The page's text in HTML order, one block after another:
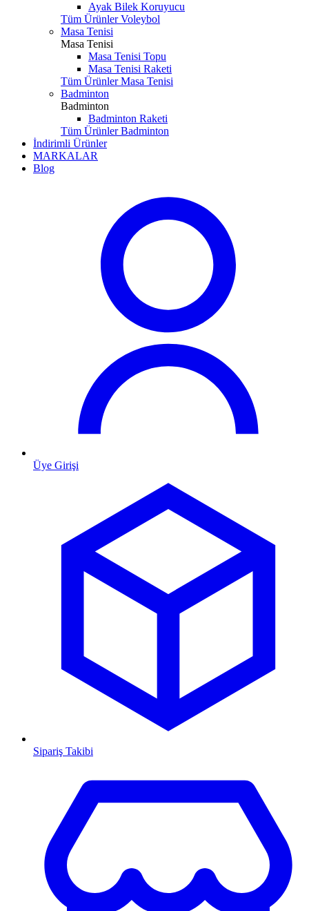
Ayak Bilek Koruyucu
Tüm Ürünler Voleybol
Masa Tenisi
Masa Tenisi
Masa Tenisi Topu
Masa Tenisi Raketi
Tüm Ürünler Masa Tenisi
Badminton
Badminton
Badminton Raketi
Tüm Ürünler Badminton
İndirimli Ürünler
MARKALAR
Blog
Üye Girişi
Sipariş Takibi